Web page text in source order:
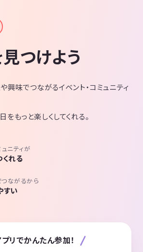
つけよう
興味でつながるイベント・コミュニティ
をもっと楽しくしてくれる。
ュニティが
くれる
ながるから
すい
リでかんたん参加！